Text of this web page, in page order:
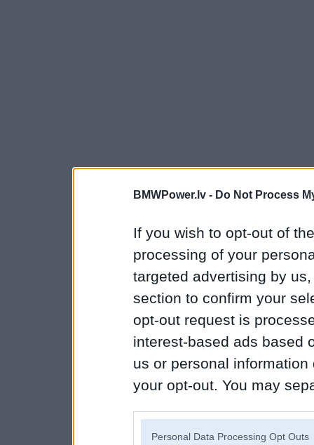
BMWPower.lv - Do Not Process
If you wish to opt-out of
processing of your
targeted advertising by
section to confirm your
opt-out request is
interest-based ads based
us or personal
your opt-out. You may
Personal Data Processing Opt Outs